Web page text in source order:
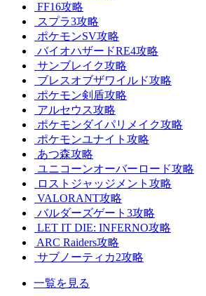
FF16攻略
スプラ3攻略
ポケモンSV攻略
バイオハザードRE4攻略
サンブレイク攻略
ブレスオブザワイルド攻略
ポケモン剣盾攻略
アルセウス攻略
ポケモンダイパリメイク攻略
ポケモンユナイト攻略
あつ森攻略
ユニコーンオーバーロード攻略
ロストジャッジメント攻略
VALORANT攻略
バルダーズゲート3攻略
LET IT DIE: INFERNO攻略
ARC Raiders攻略
サブノーティカ2攻略
一覧を見る